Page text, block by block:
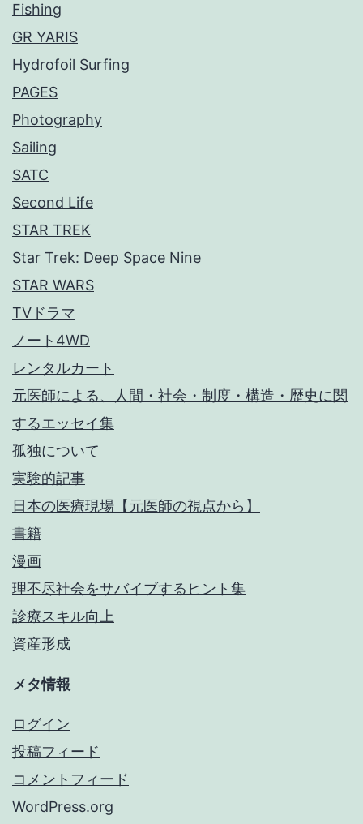
Fishing
GR YARIS
Hydrofoil Surfing
PAGES
Photography
Sailing
SATC
Second Life
STAR TREK
Star Trek: Deep Space Nine
STAR WARS
TVドラマ
ノート4WD
レンタルカート
元医師による、人間・社会・制度・構造・歴史に関
するエッセイ集
孤独について
実験的記事
日本の医療現場【元医師の視点から】
書籍
漫画
理不尽社会をサバイブするヒント集
診療スキル向上
資産形成
メタ情報
ログイン
投稿フィード
コメントフィード
WordPress.org